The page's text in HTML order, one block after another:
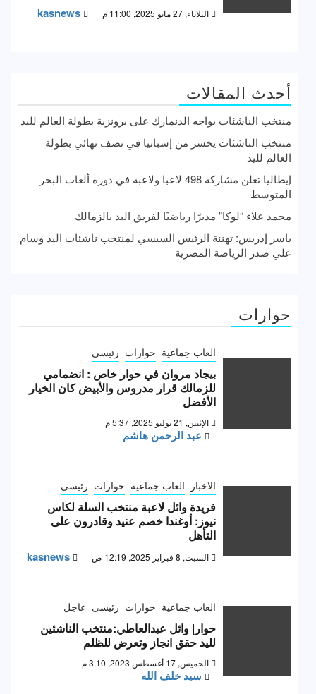
الثلاثاء, 27 مايو 2025, 11:00 م kasnews
أحدث المقالات
منتخب الناشئات يواجه الدنمارك على برونزية بطولة العالم لليد
منتخب الناشئات يخسر من إسبانيا في نصف نهائي بطولة
العالم لليد
إيطاليا تعلن مشاركة 498 لاعبا ولاعبة في دورة ألعاب البحر
المتوسط
محمد علاء “لوكا” مديرًا رياضيًا لفريق اليد بالزمالك
ياسر إدريس: تهنئة الرئيس السيسي لمنتخب ناشئات اليد وسام
علي صدر الرياضة المصرية
حوارات
العاب جماعية حوارات رئيسى
بيجاد مروان في حوار خاص : انضمامي
للزمالك قرار مدروس والأبيض كان الخيار
الأفضل
الإثنين, 21 يوليو 2025, 5:37 م
عبد الرحمن هاشم
الاخبار العاب جماعية حوارات رئيسى
فريدة وائل لاعبة منتخب السلة لكاس
نيوز: أوغندا خصم عنيد وقادرون على
التأهل
السبت, 8 فبراير 2025, 12:19 ص kasnews
العاب جماعية حوارات رئيسى عاجل
حوار| وائل عبدالعاطي:منتخب الناشئين
لليد حقق انجاز وتعرض للظلم
الخميس, 17 أغسطس 2023, 3:10 م
سيد خلف الله